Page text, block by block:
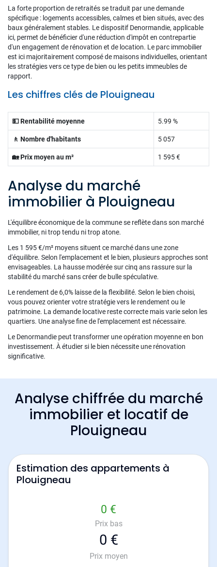
La forte proportion de retraités se traduit par une demande
spécifique : logements accessibles, calmes et bien situés, avec des
baux généralement stables. Le dispositif Denormandie, applicable
ici, permet de bénéficier d'une réduction d'impôt en contrepartie
d'un engagement de rénovation et de location. Le parc immobilier
est ici majoritairement composé de maisons individuelles, orientant
les stratégies vers ce type de bien ou les petits immeubles de
rapport.
Les chiffres clés de Plouigneau
💵 Rentabilité moyenne 5.99 %
🚶 Nombre d'habitants 5 057
🏡 Prix moyen au m² 1 595 €
Analyse du marché
immobilier à Plouigneau
L'équilibre économique de la commune se reflète dans son marché
immobilier, ni trop tendu ni trop atone.
Les 1 595 €/m² moyens situent ce marché dans une zone
d'équilibre. Selon l'emplacement et le bien, plusieurs approches sont
envisageables. La hausse modérée sur cinq ans rassure sur la
stabilité du marché sans créer de bulle spéculative.
Le rendement de 6,0% laisse de la flexibilité. Selon le bien choisi,
vous pouvez orienter votre stratégie vers le rendement ou le
patrimoine. La demande locative reste correcte mais varie selon les
quartiers. Une analyse fine de l'emplacement est nécessaire.
Le Denormandie peut transformer une opération moyenne en bon
investissement. À étudier si le bien nécessite une rénovation
significative.
Analyse chiffrée du marché
immobilier et locatif de
Plouigneau
Estimation des appartements à
Plouigneau
0 €
Prix bas
0 €
Prix moyen